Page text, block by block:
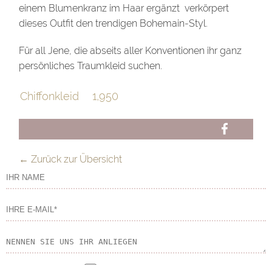
einem Blumenkranz im Haar ergänzt verkörpert
dieses Outfit den trendigen Bohemain-Styl.
Für all Jene, die abseits aller Konventionen ihr ganz
persönliches Traumkleid suchen.
Chiffonkleid 1,950
FB
← Zurück zur Übersicht